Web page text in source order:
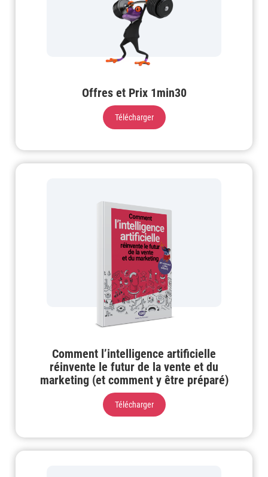
Offres et Prix 1min30
Télécharger
Comment l’intelligence artificielle
réinvente le futur de la vente et du
marketing (et comment y être préparé)
Télécharger